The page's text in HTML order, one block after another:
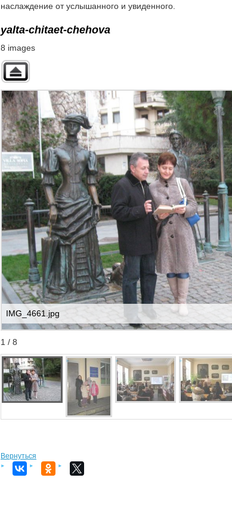
наслаждение от услышанного и увиденного.
yalta-chitaet-chehova
8 images
IMG_4661.jpg
1 / 8
StartStop
Вернуться